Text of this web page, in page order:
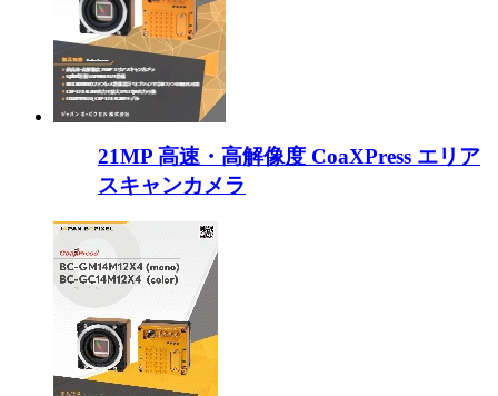
21MP 高速・高解像度 CoaXPress エリア
スキャンカメラ